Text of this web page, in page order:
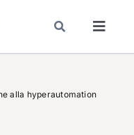
alla hyperautomation